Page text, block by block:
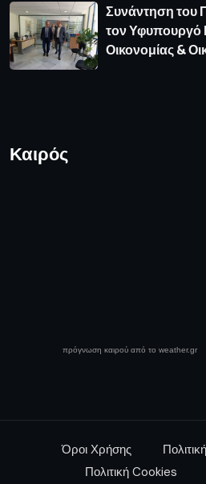
Συνάντηση του
τον Υφυπουργό
Οικονομίας &
Καιρός
πρόγνωση καιρού από το weather.gr
Όροι Χρήσης
Πολιτική Cookies